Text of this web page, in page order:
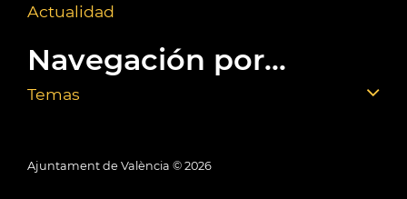
Actualidad
Navegación por...
Temas
Ajuntament de València © 2026